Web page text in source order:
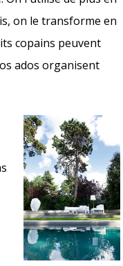
on le transforme en
copains peuvent
ados organisent